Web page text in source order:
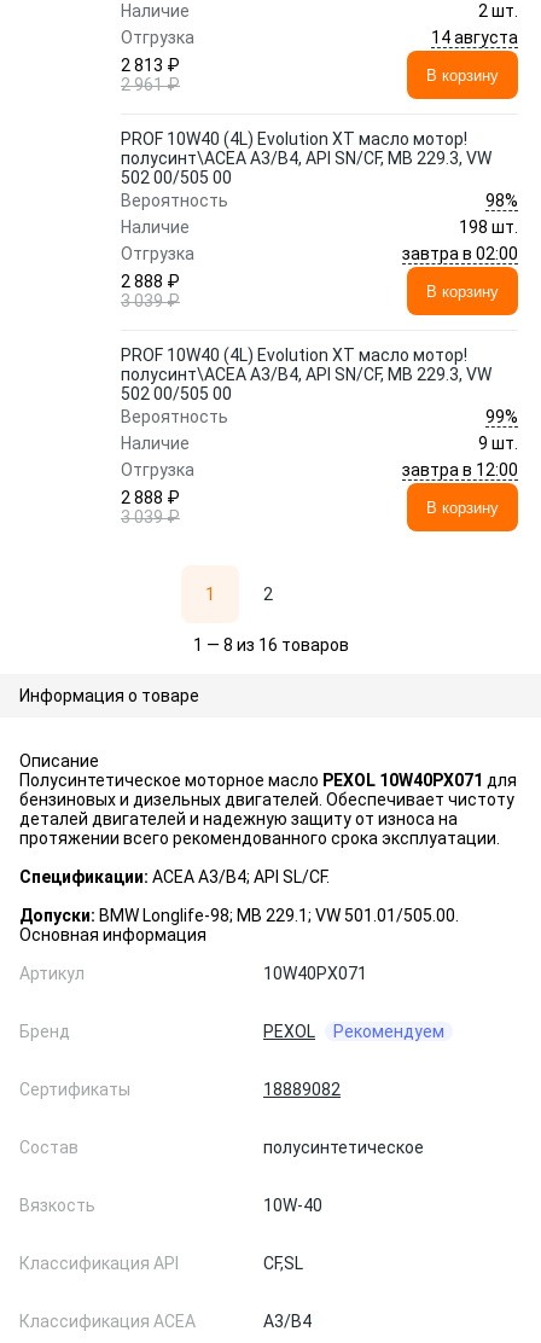
Наличие
2 шт.
Отгрузка
14 августа
2 813 ₽
2 961 ₽
В корзину
PROF 10W40 (4L) Evolution XT масло мотор!
полусинт\ACEA A3/B4, API SN/CF, MB 229.3, VW
502 00/505 00
Вероятность
98%
Наличие
198 шт.
Отгрузка
завтра в 02:00
2 888 ₽
3 039 ₽
В корзину
PROF 10W40 (4L) Evolution XT масло мотор!
полусинт\ACEA A3/B4, API SN/CF, MB 229.3, VW
502 00/505 00
Вероятность
99%
Наличие
9 шт.
Отгрузка
завтра в 12:00
2 888 ₽
3 039 ₽
В корзину
1 2
1 — 8 из 16 товаров
Информация о товаре
Описание
Полусинтетическое моторное масло PEXOL 10W40PX071 для
бензиновых и дизельных двигателей. Обеспечивает чистоту
деталей двигателей и надежную защиту от износа на
протяжении всего рекомендованного срока эксплуатации.
Спецификации: ACEA A3/B4; API SL/CF.
Допуски: BMW Longlife-98; MB 229.1; VW 501.01/505.00.
Основная информация
Артикул
10W40PX071
Бренд PEXOL Рекомендуем
Сертификаты 18889082
Состав полусинтетическое
Вязкость 10W-40
Классификация API CF,SL
Классификация ACEA A3/B4